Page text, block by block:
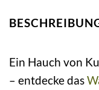
Ein Hauch von
– entdecke das